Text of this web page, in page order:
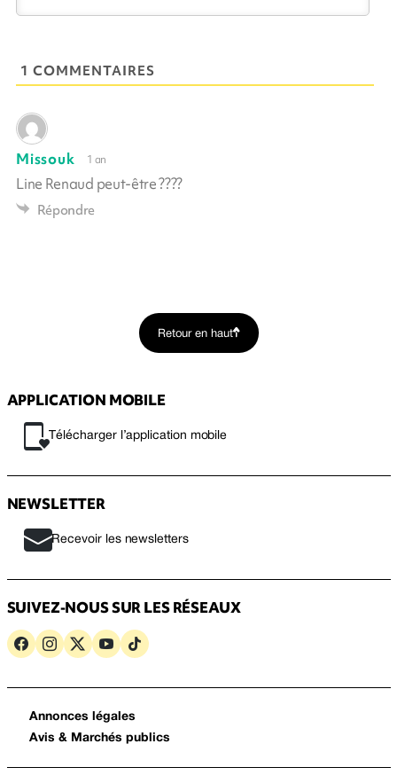
1 COMMENTAIRES
Missouk 1 an
Line Renaud peut-être ????
Répondre
Retour en haut
APPLICATION MOBILE
Télécharger l’application mobile
NEWSLETTER
Recevoir les newsletters
SUIVEZ-NOUS SUR LES RÉSEAUX
Annonces légales
Avis & Marchés publics